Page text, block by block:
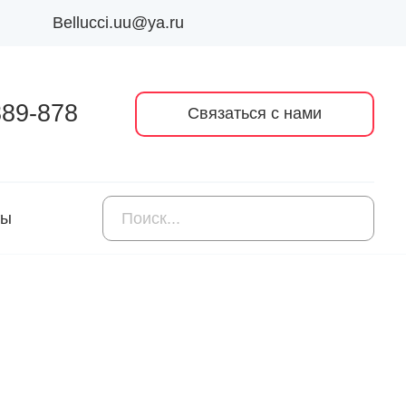
Bellucci.uu@ya.ru
878 Связаться с нами